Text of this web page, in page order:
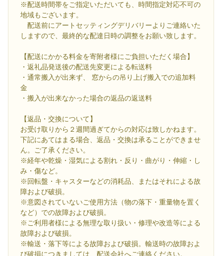
※配送時間帯をご指定いただいても、時間指定対応不可の
地域もございます。
配送前にアートセッティングデリバリーよりご連絡いた
しますので、最終的な配達日時の調整をお願い致します。
【配送にかかる料金を寄附者様にご負担いただく場合】
・返礼品発送後の配送先変更による転送料
・通常搬入が出来ず、 窓からの吊り上げ搬入での追加料
金
・搬入が出来なかった場合の返品の返送料
【返品・交換について】
お受け取りから２週間過ぎてからの対応は致しかねます。
下記にあてはまる場合、返品・交換は承ることができませ
ん。ご了承ください。
※経年や乾燥・湿気による割れ・反り・曲がり・伸縮・し
み・傷など。
※回転盤・キャスターなどの消耗品、またはそれによる故
障および破損。
※意図されていないご使用方法（物の落下・重量物を置く
など）での故障および破損。
※ご利用者様による無理な取り扱い・修理や改造等による
故障および破損。
※輸送・落下等による故障および破損。輸送時の故障およ
び破損につきましては、配送会社へご連絡ください。